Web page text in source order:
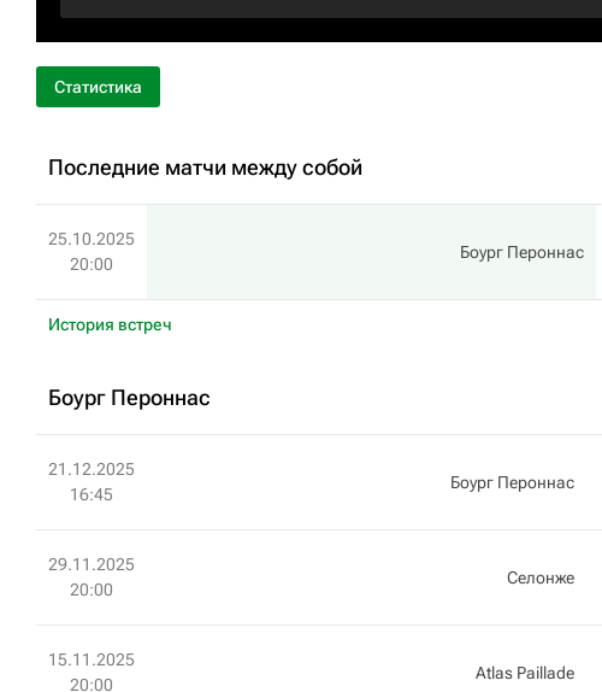
Статистика
Последние матчи между собой
25.10.2025
20:00
Боург Пероннас
История встреч
Боург Пероннас
21.12.2025
16:45
Боург Пероннас
29.11.2025
20:00
Селонже
15.11.2025
20:00
Atlas Paillade